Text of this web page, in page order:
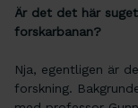
Är det det här
forskarbanan?
Nja, egentligen är
forskning.